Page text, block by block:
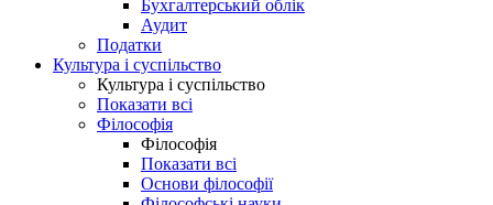
Бухгалтерський облік
Аудит
Податки
Культура і суспільство
Культура і суспільство
Показати всі
Філософія
Філософія
Показати всі
Основи філософії